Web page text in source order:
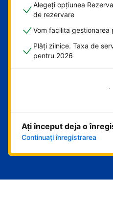
Alegeți opțiunea
de rezervare
Vom facilita gestionarea
Plăți zilnice. Taxa de
pentru 2026
Începeți
Ați început deja o
Continuați înregistrarea